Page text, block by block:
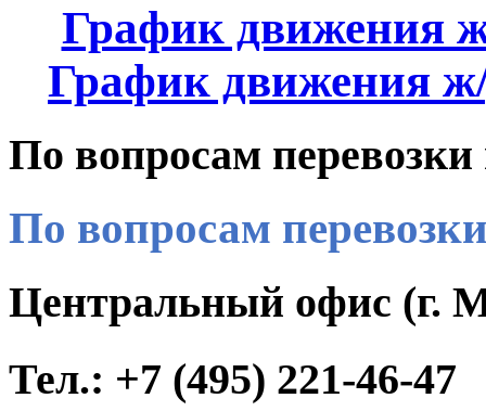
График движения
График движения
По вопросам
По вопросам
Центральный офис (г.
Тел.: +7 (495) 221-46-47